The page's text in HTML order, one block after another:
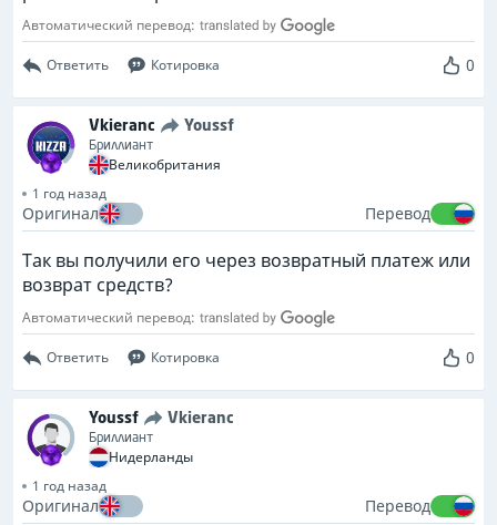
Автоматический перевод:
Ответить Котировка 0
Vkieranc Youssf
Бриллиант
Великобритания
1 год назад
Оригинал Перевод
Так вы получили его через возвратный платеж или
возврат средств?
Автоматический перевод:
Ответить Котировка 0
Youssf Vkieranc
Бриллиант
Нидерланды
1 год назад
Оригинал Перевод